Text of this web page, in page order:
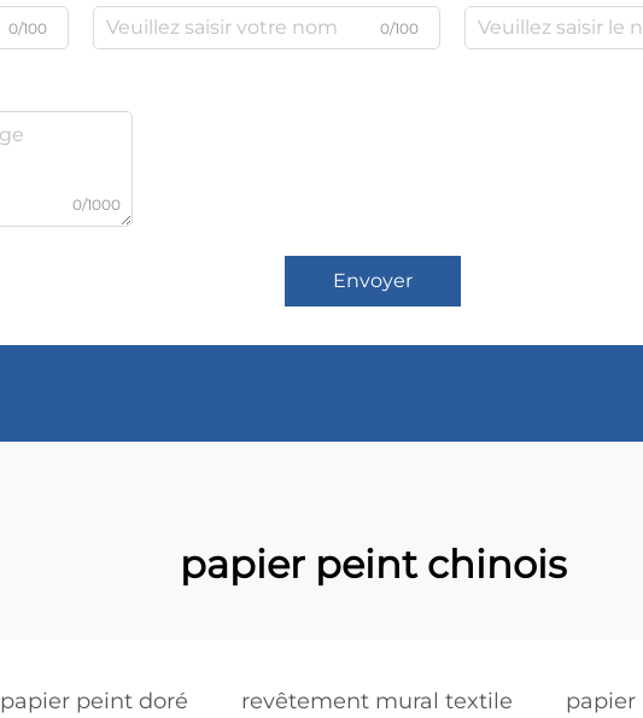
0/100 0/100
0/1000
Envoyer
papier peint chinois
papier peint doré revêtement mural textile papier